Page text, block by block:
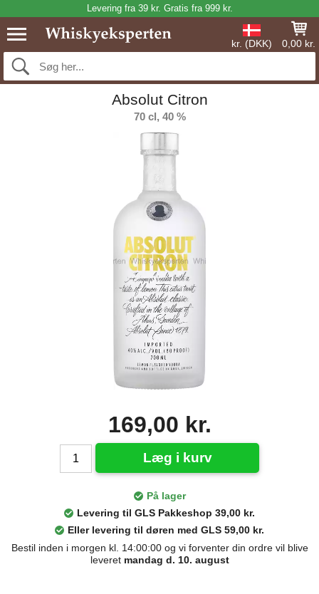
Levering fra 39 kr. Gratis fra 999 kr.
kr. (DKK) 0,00 kr.
Absolut Citron
70 cl, 40 %
169,00 kr.
Læg i kurv
På lager
Levering til GLS Pakkeshop 39,00 kr.
Eller levering til døren med GLS 59,00 kr.
Bestil inden i morgen kl. 14:00:00 og vi forventer din ordre vil blive
leveret mandag d. 10. august